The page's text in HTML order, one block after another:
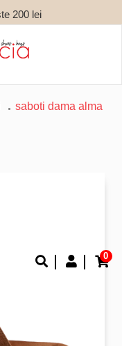
200 lei
0
saboti dama alma